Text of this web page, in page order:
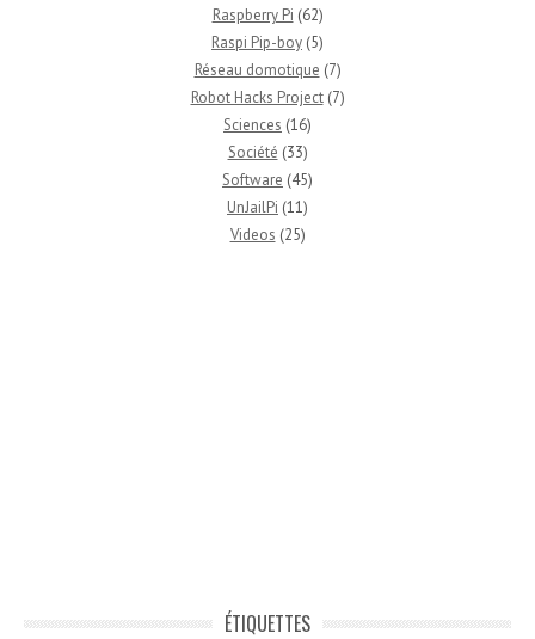
Raspberry Pi (62)
Raspi Pip-boy (5)
Réseau domotique (7)
Robot Hacks Project(7)
Sciences (16)
Société (33)
Software (45)
UnJailPi (11)
Videos (25)
ÉTIQUETTES